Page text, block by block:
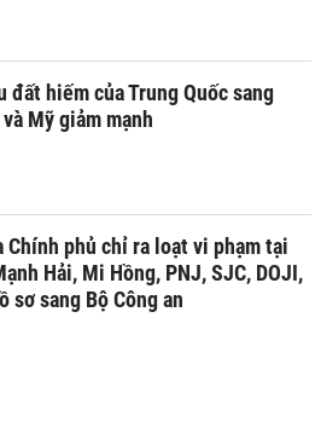
đất hiếm của Trung Quốc sang
Mỹ giảm mạnh
Chính phủ chỉ ra loạt vi phạm tại
Hải, Mi Hồng, PNJ, SJC, DOJI,
sơ sang Bộ Công an